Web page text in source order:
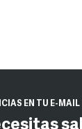
EN TU E-MAIL